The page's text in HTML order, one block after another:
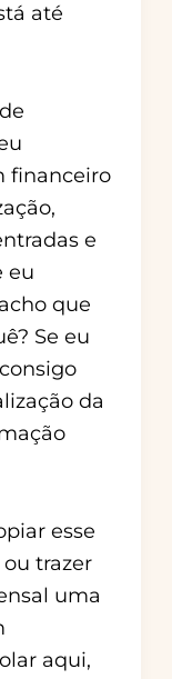
até
financeiro
e
eu
que
Se eu
da
esse
trazer
uma
aqui,